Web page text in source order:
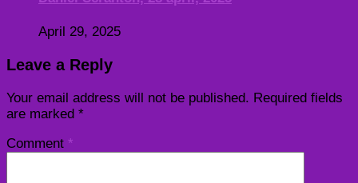
April 29, 2025
Leave a Reply
Your email address will not be published. Required fields
are marked *
Comment *